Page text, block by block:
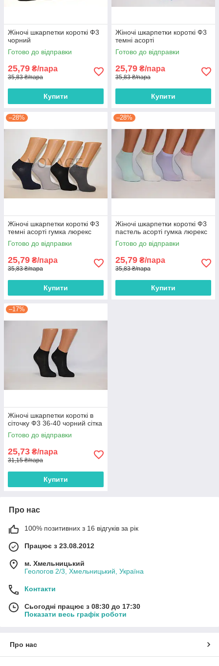
Жіночі шкарпетки короткі Ф3
чорний
Готово до відправки
25,79 ₴/пара
35,83 ₴/пара
Купити
Жіночі шкарпетки короткі Ф3
темні асорті
Готово до відправки
25,79 ₴/пара
35,83 ₴/пара
Купити
–28%
Жіночі шкарпетки короткі Ф3
темні асорті гумка люрекс
Готово до відправки
25,79 ₴/пара
35,83 ₴/пара
Купити
–28%
Жіночі шкарпетки короткі Ф3
пастель асорті гумка люрекс
Готово до відправки
25,79 ₴/пара
35,83 ₴/пара
Купити
–17%
Жіночі шкарпетки короткі в
сіточку Ф3 36-40 чорний сітка
Готово до відправки
25,73 ₴/пара
31,15 ₴/пара
Купити
Про нас
100% позитивних з 16 відгуків за рік
Працює з 23.08.2012
м. Хмельницький
Геологов 2/3, Хмельницький, Україна
Контакти
Сьогодні працює з 08:30 до 17:30
Показати весь графік роботи
Про нас